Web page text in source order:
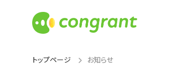
トップページ お知らせ